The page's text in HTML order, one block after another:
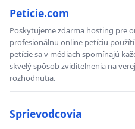
Peticie.com
Poskytujeme zdarma hosting pre
profesionálnu online petíciu
petície sa v médiach spomínajú
skvelý spôsob zviditelnenia na
rozhodnutia.
Sprievodcovia